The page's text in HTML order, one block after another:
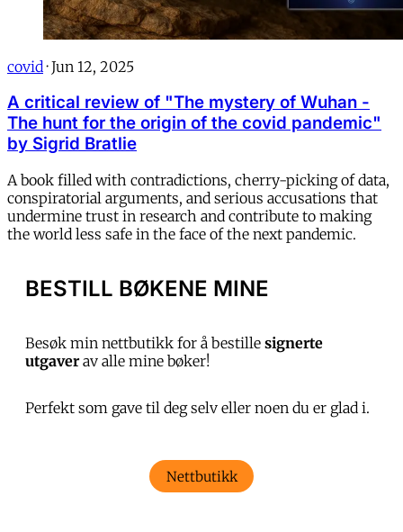
covid · Jun 12, 2025
A critical review of "The mystery of Wuhan -
The hunt for the origin of the covid pandemic"
by Sigrid Bratlie
A book filled with contradictions, cherry-picking of data,
conspiratorial arguments, and serious accusations that
undermine trust in research and contribute to making
the world less safe in the face of the next pandemic.
BESTILL BØKENE MINE
Besøk min nettbutikk for å bestille signerte
utgaverav alle mine bøker!
Perfekt som gave til deg selv eller noen du er glad i.
Nettbutikk